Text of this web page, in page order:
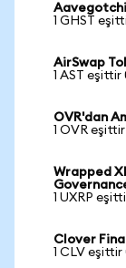
1 GHST
AirSwap
1 AST eşittir
OVR'dan
1 OVR
Wrapped
1 UXRP
Clover
1 CLV eşittir